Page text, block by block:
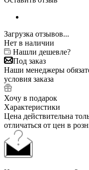
Загрузка отзывов...
Нет в наличии
Нашли дешевле?
Под заказ
Наши менеджеры
условия заказа
Хочу в подарок
Характеристики
Цена действительна
отличаться от цен в